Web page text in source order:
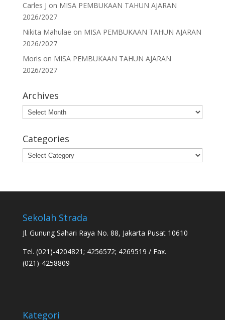
Carles J on MISA PEMBUKAAN TAHUN AJARAN
2026/2027
Nikita Mahulae on MISA PEMBUKAAN TAHUN AJARAN
2026/2027
Moris on MISA PEMBUKAAN TAHUN AJARAN
2026/2027
Archives
Archives
Categories
Categories
Sekolah Strada
Jl. Gunung Sahari Raya No. 88, Jakarta Pusat 10610
Tel. (021)-4204821; 4256572; 4269519 / Fax.
(021)-4258809
Kategori